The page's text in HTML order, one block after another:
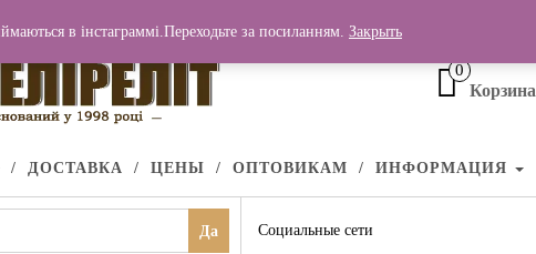
0
Корзина
ДОСТАВКА ЦЕНЫ ОПТОВИКАМ ИНФОРМАЦИЯ
Да Социальные сети
в інстаграммі.Переходьте за посиланням. Закрыть